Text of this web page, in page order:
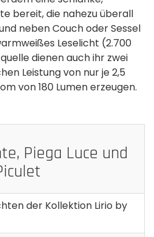
bereit, die nahezu überall
neben Couch oder Sessel
Leselicht (2.700
dienen auch ihr zwei
Leistung von nur je 2,5
von 180 Lumen erzeugen.
Piega Luce und
der Kollektion Lirio by